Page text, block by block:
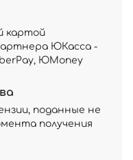
картой
ЮКасса -
ЮMoney
поданные не
получения